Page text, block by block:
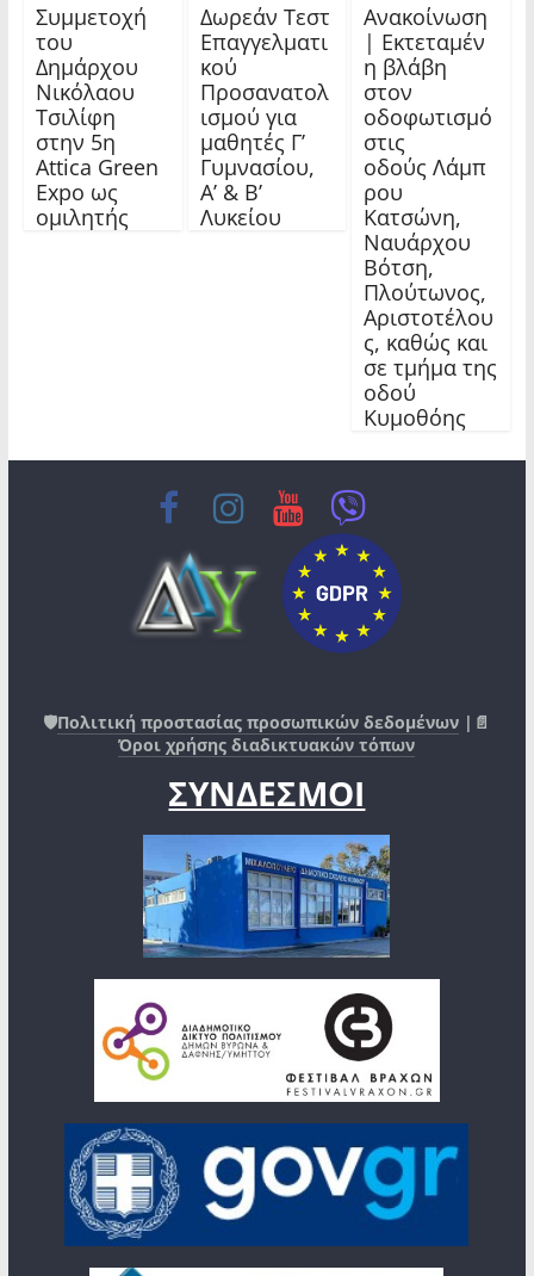
Συμμετοχή
του
Δημάρχου
Νικόλαου
Τσιλίφη
στην 5η
Attica Green
Expo ως
ομιλητής
Δωρεάν Τεστ
Επαγγελματι
κού
Προσανατολ
ισμού για
μαθητές Γ’
Γυμνασίου,
Α’ & Β’
Λυκείου
Ανακοίνωση
| Εκτεταμέν
η βλάβη
στον
οδοφωτισμό
στις
οδούς Λάμπ
ρου
Κατσώνη,
Ναυάρχου
Βότση,
Πλούτωνος,
Αριστοτέλου
ς, καθώς και
σε τμήμα της
οδού
Κυμοθόης
🛡️Πολιτική προστασίας προσωπικών δεδομένων |📄
Όροι χρήσης διαδικτυακών τόπων
ΣΥΝΔΕΣΜΟΙ